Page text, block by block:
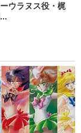
ウラヌス役・梶